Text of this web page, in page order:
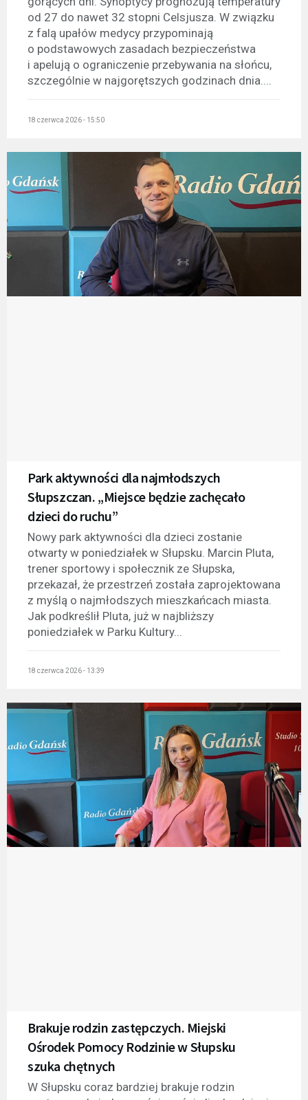
od 27 do nawet 32 stopni Celsjusza. W związku
z falą upałów medycy przypominają
o podstawowych zasadach bezpieczeństwa
i apelują o ograniczenie przebywania na słońcu,
szczególnie w najgorętszych godzinach dnia....
18 czerwca 2026 - 15:50
Park aktywności dla najmłodszych
Słupszczan. „Miejsce będzie zachęcało
dzieci do ruchu”
Nowy park aktywności dla dzieci zostanie
otwarty w poniedziałek w Słupsku. Marcin Pluta,
trener sportowy i społecznik ze Słupska,
przekazał, że przestrzeń została zaprojektowana
z myślą o najmłodszych mieszkańcach miasta.
Jak podkreślił Pluta, już w najbliższy
poniedziałek w Parku Kultury...
18 czerwca 2026 - 13:39
Brakuje rodzin zastępczych. Miejski
Ośrodek Pomocy Rodzinie w Słupsku
szuka chętnych
W Słupsku coraz bardziej brakuje rodzin